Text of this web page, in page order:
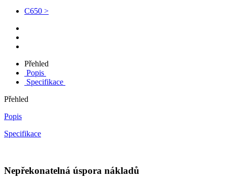
C650 >
Přehled
Popis
Specifikace
Přehled
Popis
Specifikace
Nepřekonatelná úspora nákladů